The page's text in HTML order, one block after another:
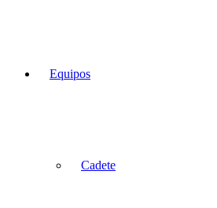
Equipos
Cadete